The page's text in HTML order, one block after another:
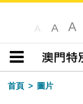
A A A
目錄
首頁
圖片